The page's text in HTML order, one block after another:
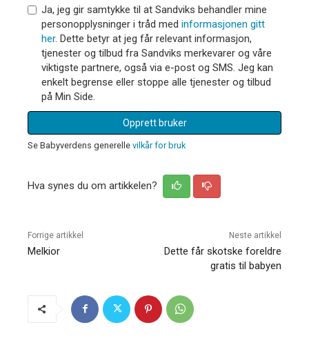
Ja, jeg gir samtykke til at Sandviks behandler mine
personopplysninger i tråd med informasjonen gitt
her. Dette betyr at jeg får relevant informasjon,
tjenester og tilbud fra Sandviks merkevarer og våre
viktigste partnere, også via e-post og SMS. Jeg kan
enkelt begrense eller stoppe alle tjenester og tilbud
på Min Side.
Opprett bruker
Se Babyverdens generelle vilkår for bruk
Hva synes du om artikkelen?
Forrige artikkel
Melkior
Neste artikkel
Dette får skotske foreldre
gratis til babyen